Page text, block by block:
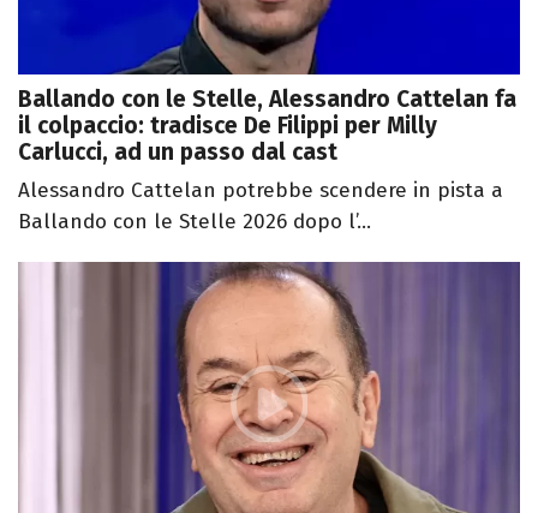
Ballando con le Stelle, Alessandro Cattelan fa
il colpaccio: tradisce De Filippi per Milly
Carlucci, ad un passo dal cast
Alessandro Cattelan potrebbe scendere in pista a
Ballando con le Stelle 2026 dopo l’...